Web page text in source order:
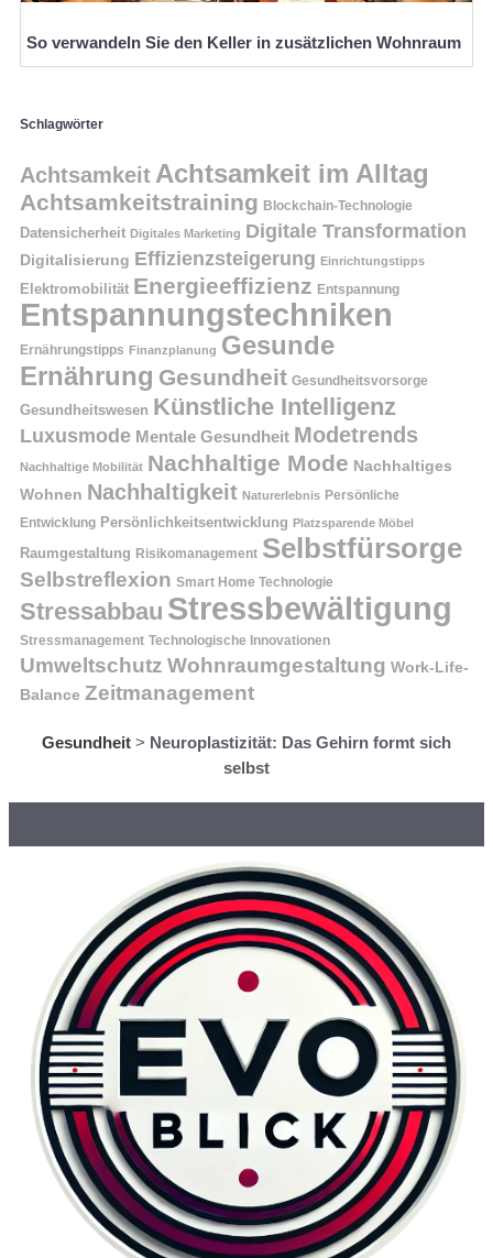
So verwandeln Sie den Keller in zusätzlichen Wohnraum
Schlagwörter
Achtsamkeit Achtsamkeit im Alltag
Achtsamkeitstraining Blockchain-Technologie
Datensicherheit Digitales Marketing Digitale Transformation
Digitalisierung Effizienzsteigerung Einrichtungstipps
Elektromobilität Energieeffizienz Entspannung
Entspannungstechniken
Ernährungstipps Finanzplanung Gesunde
Ernährung Gesundheit Gesundheitsvorsorge
Gesundheitswesen Künstliche Intelligenz
Luxusmode Mentale Gesundheit Modetrends
Nachhaltige Mobilität Nachhaltige Mode Nachhaltiges
Wohnen Nachhaltigkeit Naturerlebnis Persönliche
Entwicklung Persönlichkeitsentwicklung Platzsparende Möbel
Raumgestaltung Risikomanagement Selbstfürsorge
Selbstreflexion Smart Home Technologie
Stressabbau Stressbewältigung
Stressmanagement Technologische Innovationen
Umweltschutz Wohnraumgestaltung Work-Life-
Balance Zeitmanagement
Gesundheit > Neuroplastizität: Das Gehirn formt sich
selbst